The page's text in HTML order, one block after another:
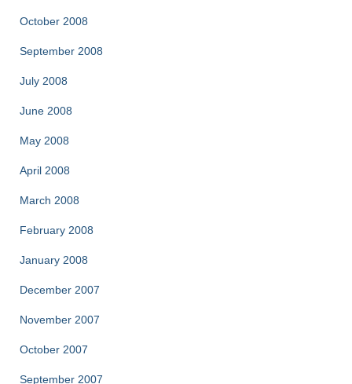
October 2008
September 2008
July 2008
June 2008
May 2008
April 2008
March 2008
February 2008
January 2008
December 2007
November 2007
October 2007
September 2007